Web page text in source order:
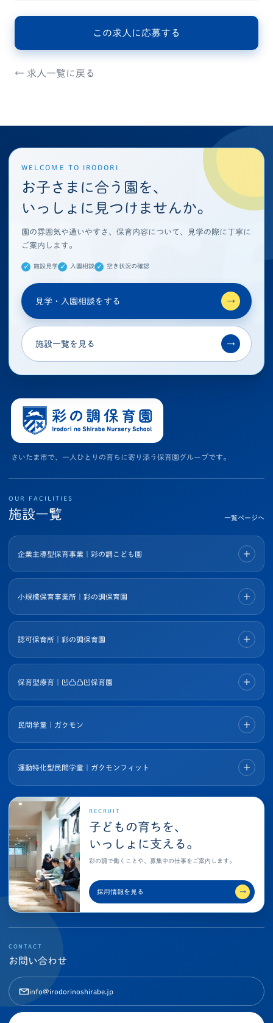
この求人に応募する
← 求人一覧に戻る
WELCOME TO IRODORI
お子さまに合う園を、
いっしょに見つけませんか。
園の雰囲気や通いやすさ、保育内容について、見学の際に丁寧に
ご案内します。
施設見学 入園相談 空き状況の確認
見学・入園相談をする →
施設一覧を見る →
さいたま市で、一人ひとりの育ちに寄り添う保育園グループです。
OUR FACILITIES
施設一覧 一覧ページへ
企業主導型保育事業｜彩の調こども園
小規模保育事業所｜彩の調保育園
認可保育所｜彩の調保育園
保育型療育｜凹凸凸凹保育園
民間学童｜ガクモン
運動特化型民間学童｜ガクモンフィット
RECRUIT
子どもの育ちを、
いっしょに支える。
彩の調で働くことや、募集中の仕事をご案内します。
採用情報を見る →
CONTACT
お問い合わせ
info@irodorinoshirabe.jp